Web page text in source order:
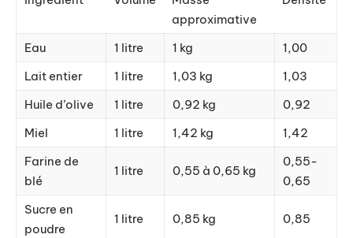
approximative
Eau 1 litre 1 kg
1,00
Lait entier
1 litre 1,03 kg
1,03
Huile d’olive
1 litre 0,92 kg
0,92
Miel
1 litre 1,42 kg
1,42
Farine de
blé
1 litre 0,55 à 0,65 kg
0,55-
0,65
Sucre en
poudre
1 litre 0,85 kg 0,85